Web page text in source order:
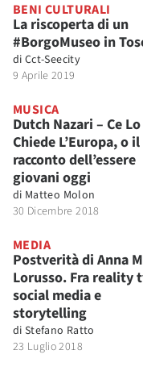
BENI CULTURALI
La riscoperta di un
#BorgoMuseo in
di Cct-Seecity
9 Aprile 2019
MUSICA
Dutch Nazari – Ce Lo
Chiede L’Europa, o il
racconto dell’essere
giovani oggi
di Matteo Molon
30 Dicembre 2018
MEDIA
Postverità di Anna
Lorusso. Fra reality
social media e
storytelling
di Stefano Ratto
23 Luglio 2018